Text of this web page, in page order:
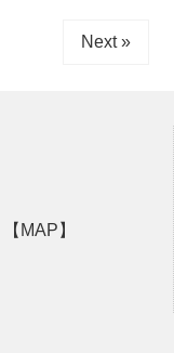
Next »
【MAP】